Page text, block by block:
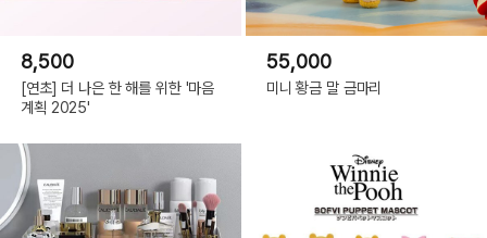
8,500
[연초] 더 나은 한 해를 위한 '마음
계획 2025'
55,000
미니 황금 말 금마리